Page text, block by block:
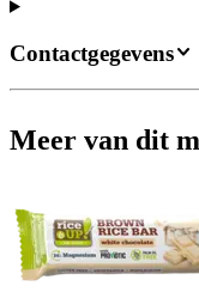
Contactgegevens
Meer van dit